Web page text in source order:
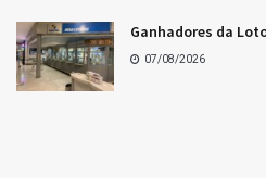
Ganhadores da
07/08/2026